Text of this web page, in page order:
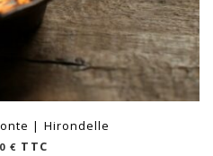
| Hirondelle
€ TTC